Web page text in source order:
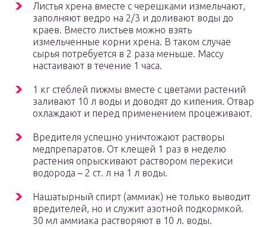
Листья хрена вместе с черешками измельчают,
заполняют ведро на 2/3 и доливают воды до
краев. Вместо листьев можно взять
измельченные корни хрена. В таком случае
сырья потребуется в 2 раза меньше. Массу
настаивают в течение 1 часа.
1 кг стеблей пижмы вместе с цветами растений
заливают 10 л воды и доводят до кипения. Отвар
охлаждают и перед применением процеживают.
Вредителя успешно уничтожают растворы
медпрепаратов. От клещей 1 раз в неделю
растения опрыскивают раствором перекиси
водорода – 2 ст. л на 1 л воды.
Нашатырный спирт (аммиак) не только выводит
вредителей, но и служит азотной подкормкой.
30 мл аммиака растворяют в 10 л. воды.